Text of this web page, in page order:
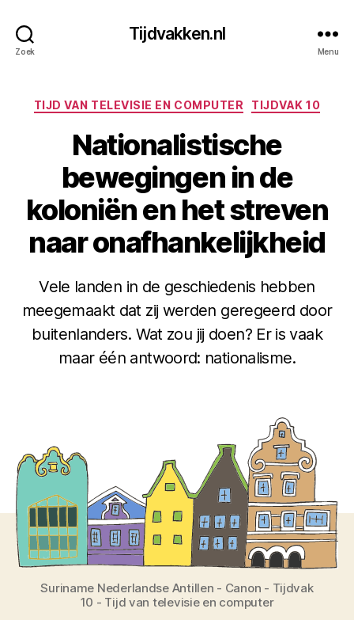
Zoek
Tijdvakken.nl
Menu
Categorieën
TIJD VAN TELEVISIE EN COMPUTER TIJDVAK 10
Nationalistische
bewegingen in de
koloniën en het streven
naar onafhankelijkheid
Vele landen in de geschiedenis hebben
meegemaakt dat zij werden geregeerd door
buitenlanders. Wat zou jij doen? Er is vaak
maar één antwoord: nationalisme.
Suriname Nederlandse Antillen - Canon - Tijdvak
10 - Tijd van televisie en computer